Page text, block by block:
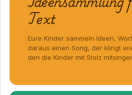
Text
Eure Kinder sammeln Ideen,
daraus einen Song, der klingt
den die Kinder mit Stolz